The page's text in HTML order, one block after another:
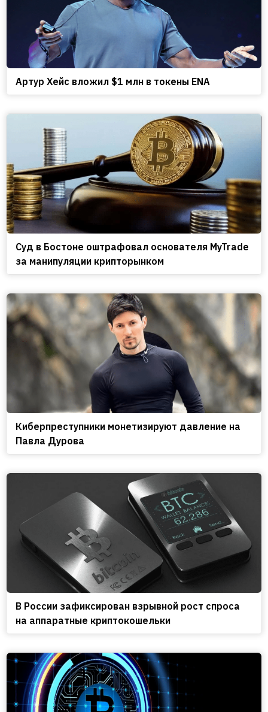
Артур Хейс вложил $1 млн в токены ENA
Cуд в Бостоне оштрафовал основателя MyTrade
за манипуляции крипторынком
Киберпреступники монетизируют давление на
Павла Дурова
В России зафиксирован взрывной рост спроса
на аппаратные криптокошельки